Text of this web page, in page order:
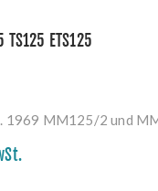
ETS125
1969 MM125/2 und